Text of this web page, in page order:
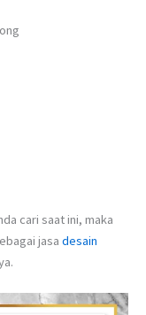
cari saat ini, maka
jasa desain